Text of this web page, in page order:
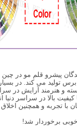
، ماهانه 500000 برس تولید می
و هنرمند آرایش در
بالا در سراسر دنیا
با تجربه و همچنین
برخوردار شد!